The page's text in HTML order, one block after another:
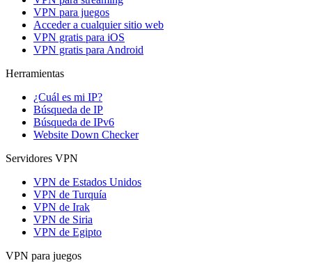
VPN para juegos
Acceder a cualquier sitio web
VPN gratis para iOS
VPN gratis para Android
Herramientas
¿Cuál es mi IP?
Búsqueda de IP
Búsqueda de IPv6
Website Down Checker
Servidores VPN
VPN de Estados Unidos
VPN de Turquía
VPN de Irak
VPN de Siria
VPN de Egipto
VPN para juegos